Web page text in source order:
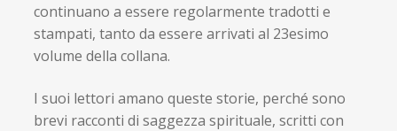
continuano a essere regolarmente tradotti e
stampati, tanto da essere arrivati al 23esimo
volume della collana.
I suoi lettori amano queste storie, perché sono
brevi racconti di saggezza spirituale, scritti con